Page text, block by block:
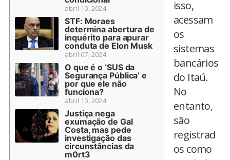
abril 10, 2024
STF: Moraes
determina abertura de
inquérito para apurar
conduta de Elon Musk
abril 07, 2024
O que é o ‘SUS da
Segurança Pública’ e
por que ele não
funciona?
abril 10, 2024
Justiça nega
exumação de Gal
Costa, mas pede
investigação das
circunstâncias da
m0rt3
isso,
acessam
os
sistemas
bancários
do Itaú.
No
entanto,
são
registrad
os como